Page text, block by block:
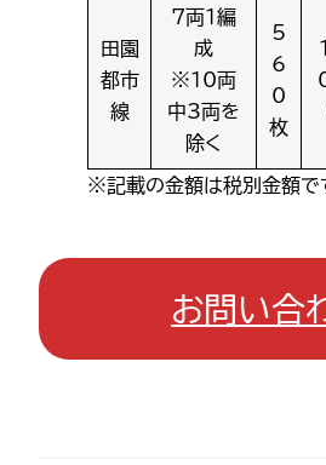
田園
都市
線
7両1編
成
※10両
中3両を
除く
5
6
0
枚
※記載の金額は税別金額で
お問い合